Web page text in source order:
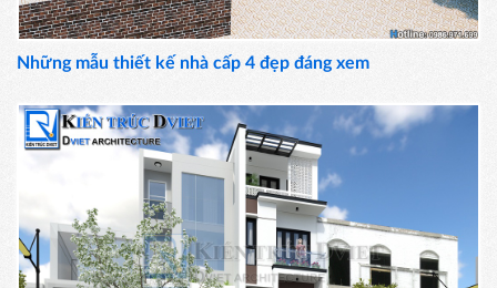
Những mẫu thiết kế nhà cấp 4 đẹp đáng xem